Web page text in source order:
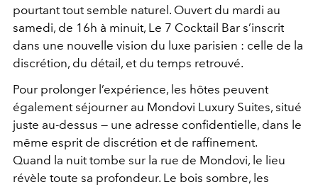
pourtant tout semble naturel. Ouvert du mardi au
samedi, de 16h à minuit, Le 7 Cocktail Bar s’inscrit
dans une nouvelle vision du luxe parisien : celle de la
discrétion, du détail, et du temps retrouvé.
Pour prolonger l’expérience, les hôtes peuvent
également séjourner au Mondovi Luxury Suites, situé
juste au-dessus — une adresse confidentielle, dans le
même esprit de discrétion et de raffinement.
Quand la nuit tombe sur la rue de Mondovi, le lieu
révèle toute sa profondeur. Le bois sombre, les